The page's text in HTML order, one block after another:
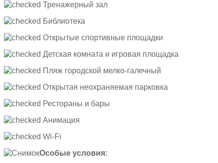
Тренажерный зал
Библиотека
Открытые спортивные площадки
Детская комната и игровая площадка
Пляж городской мелко-галечный
Открытая неохраняемая парковка
Рестораны и бары
Анимация
Wi-Fi
Особые условия: